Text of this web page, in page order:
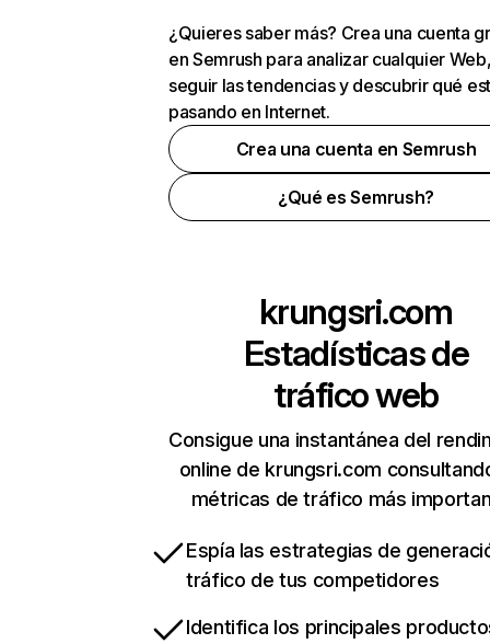
¿Quieres saber más? Crea una cuenta
en Semrush para analizar cualquier
seguir las tendencias y descubrir qué
pasando en Internet.
Crea una cuenta en Semrush
¿Qué es Semrush?
krungsri.com
Estadísticas de
tráfico web
Consigue una instantánea del
online de krungsri.com
métricas de tráfico más
Espía las estrategias de
tráfico de tus competidores
Identifica los principales